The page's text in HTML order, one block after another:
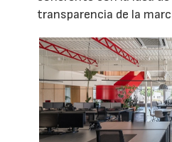
transparencia de la